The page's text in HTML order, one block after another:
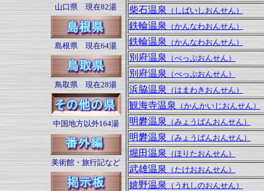
山口県 現在82湯
島根県 現在64湯
鳥取県 現在28湯
中国地方以外164湯
美術館・旅行記など
柴石温泉（しばいしおんせん）
鉄輪温泉（かんなわおんせん）
鉄輪温泉 （かんなわおんせん）
別府温泉 （べっぷおんせん）
別府温泉（べっぷおんせん）
浜脇温泉（はまわきおんせん）
観海寺温泉 （かんかいじおんせん）
明礬温泉 （みょうばんおんせん）
明礬温泉（みょうばんおんせん）
堀田温泉（ほりたおんせん）
武雄温泉（たけおおんせん）
嬉野温泉（うれしのおんせん）